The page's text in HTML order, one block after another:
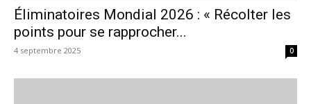
Éliminatoires Mondial 2026 : « Récolter les
points pour se rapprocher...
4 septembre 2025 0